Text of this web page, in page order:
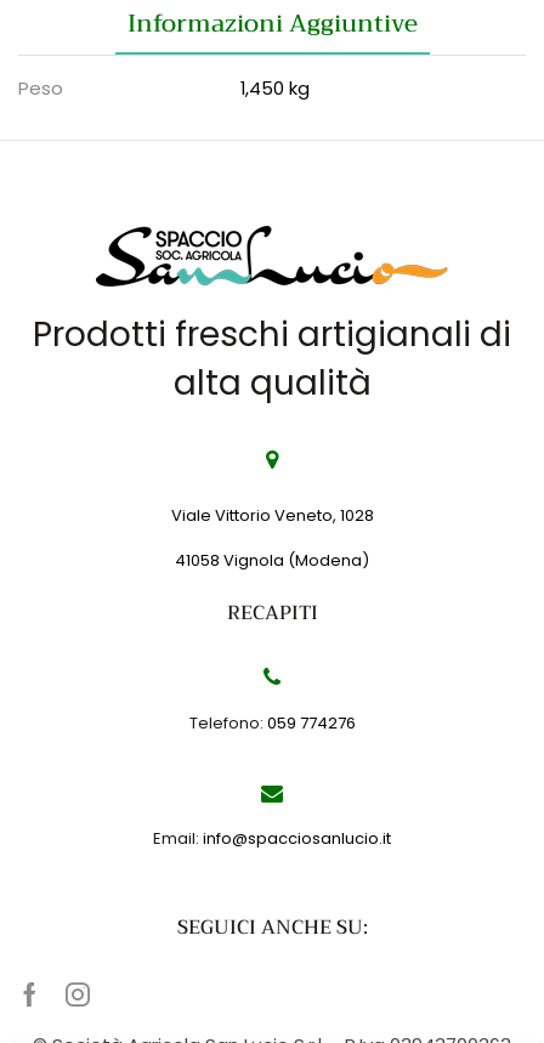
Informazioni Aggiuntive
Peso 1,450 kg
Prodotti freschi artigianali di
alta qualità
Viale Vittorio Veneto, 1028
41058 Vignola (Modena)
RECAPITI
Telefono: 059 774276
Email: info@spacciosanlucio.it
SEGUICI ANCHE SU:
Facebook
Instagram